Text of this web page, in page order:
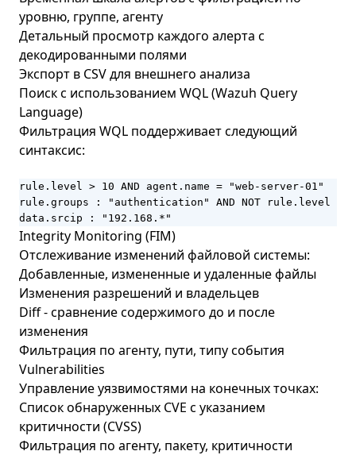
уровню, группе, агенту
Детальный просмотр каждого алерта с
декодированными полями
Экспорт в CSV для внешнего анализа
Поиск с использованием WQL (Wazuh Query
Language)
Фильтрация WQL поддерживает следующий
синтаксис:
rule.level > 10 AND agent.name = "web-server-01"
rule.groups : "authentication" AND NOT rule.level < 5
data.srcip : "192.168.*"
Integrity Monitoring (FIM)
Отслеживание изменений файловой системы:
Добавленные, измененные и удаленные файлы
Изменения разрешений и владельцев
Diff - сравнение содержимого до и после
изменения
Фильтрация по агенту, пути, типу события
Vulnerabilities
Управление уязвимостями на конечных точках:
Список обнаруженных CVE с указанием
критичности (CVSS)
Фильтрация по агенту, пакету, критичности